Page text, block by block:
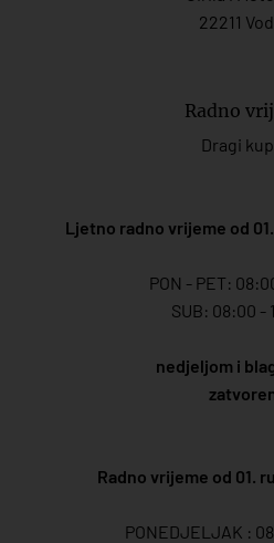
22211
Radno
Dragi
Ljetno radno vrijeme od
PON - PET:
SUB: 08:00 -
nedjeljom i
Radno vrijeme od 01.
PONEDJELJAK :